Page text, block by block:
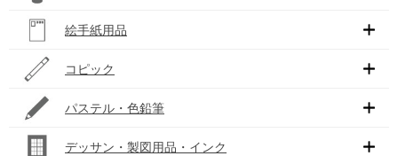
絵手紙用品
コピック
パステル・色鉛筆
デッサン・製図用品・インク